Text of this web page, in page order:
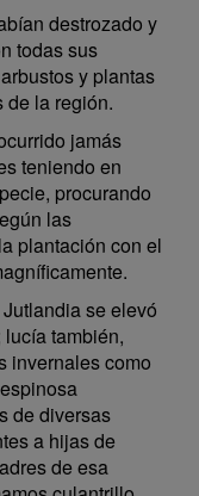
destrozado y
todas sus
y plantas
de la región.
jamás
teniendo en
procurando
las
plantación con el
se elevó
también,
invernales como
de diversas
a hijas de
de esa